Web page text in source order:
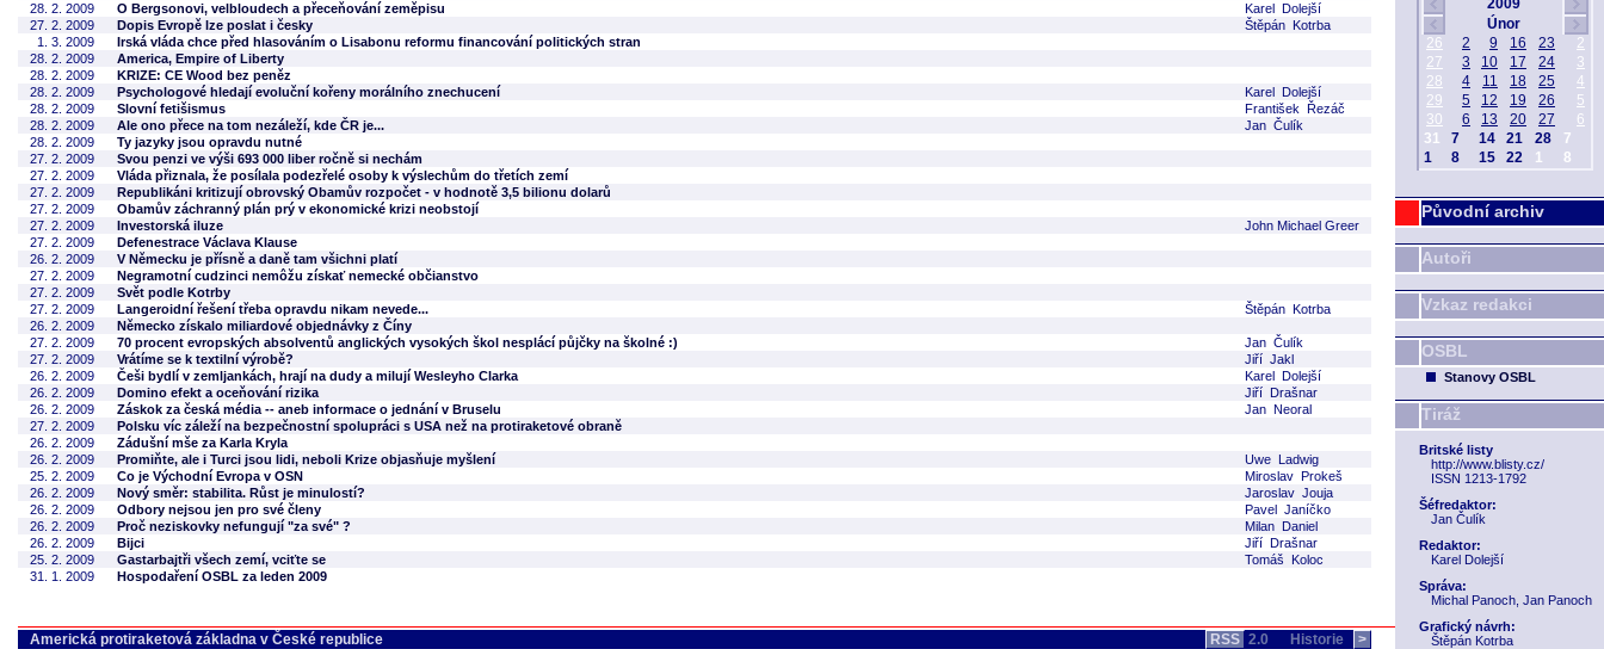
Původní archiv
Autoři
Vzkaz redakci
OSBL
Stanovy OSBL
Tiráž
Britské listy
http://www.blisty.cz/
ISSN 1213-1792
Šéfredaktor:
Jan Čulík
Redaktor:
Karel Dolejší
Správa:
Michal Panoch, Jan Panoch
Grafický návrh:
Štěpán Kotrba
28. 2. 2009
O Bergsonovi, velbloudech a přeceňování zeměpisu
Karel Dolejší
27. 2. 2009
Dopis Evropě lze poslat i česky
Štěpán Kotrba
1. 3. 2009
Irská vláda chce před hlasováním o Lisabonu reformu financování politických stran
28. 2. 2009
America, Empire of Liberty
28. 2. 2009
KRIZE: CE Wood bez peněz
28. 2. 2009
Psychologové hledají evoluční kořeny morálního znechucení
Karel Dolejší
28. 2. 2009
Slovní fetišismus
František Řezáč
28. 2. 2009
Ale ono přece na tom nezáleží, kde ČR je...
Jan Čulík
28. 2. 2009
Ty jazyky jsou opravdu nutné
27. 2. 2009
Svou penzi ve výši 693 000 liber ročně si nechám
27. 2. 2009
Vláda přiznala, že posílala podezřelé osoby k výslechům do třetích zemí
27. 2. 2009
Republikáni kritizují obrovský Obamův rozpočet - v hodnotě 3,5 bilionu dolarů
27. 2. 2009
Obamův záchranný plán prý v ekonomické krizi neobstojí
27. 2. 2009
Investorská iluze
John Michael Greer
27. 2. 2009
Defenestrace Václava Klause
26. 2. 2009
V Německu je přísně a daně tam všichni platí
27. 2. 2009
Negramotní cudzinci nemôžu získať nemecké občianstvo
27. 2. 2009
Svět podle Kotrby
27. 2. 2009
Langeroidní řešení třeba opravdu nikam nevede...
Štěpán Kotrba
26. 2. 2009
Německo získalo miliardové objednávky z Číny
27. 2. 2009
70 procent evropských absolventů anglických vysokých škol nesplácí půjčky na školné :)
Jan Čulík
27. 2. 2009
Vrátíme se k textilní výrobě?
Jiří Jakl
26. 2. 2009
Češi bydlí v zemljankách, hrají na dudy a milují Wesleyho Clarka
Karel Dolejší
26. 2. 2009
Domino efekt a oceňování rizika
Jiří Drašnar
26. 2. 2009
Záskok za česká média -- aneb informace o jednání v Bruselu
Jan Neoral
27. 2. 2009
Polsku víc záleží na bezpečnostní spolupráci s USA než na protiraketové obraně
26. 2. 2009
Zádušní mše za Karla Kryla
26. 2. 2009
Promiňte, ale i Turci jsou lidi, neboli Krize objasňuje myšlení
Uwe Ladwig
25. 2. 2009
Co je Východní Evropa v OSN
Miroslav Prokeš
26. 2. 2009
Nový směr: stabilita. Růst je minulostí?
Jaroslav Jouja
26. 2. 2009
Odbory nejsou jen pro své členy
Pavel Janíčko
26. 2. 2009
Proč neziskovky nefungují "za své" ?
Milan Daniel
26. 2. 2009
Bijci
Jiří Drašnar
25. 2. 2009
Gastarbajtři všech zemí, vciťte se
Tomáš Koloc
31. 1. 2009
Hospodaření OSBL za leden 2009
Americká protiraketová základna v České republice RSS 2.0 Historie >